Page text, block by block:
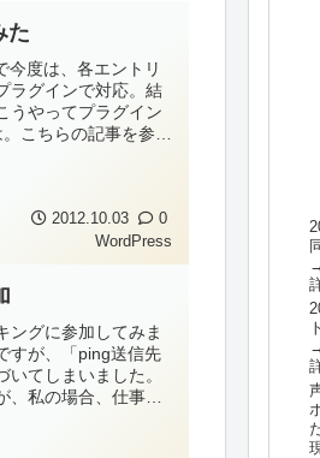
た
今度は、各エントリ
ラグインで対応。結
うやってプラグイン
こちらの記事を参考
2012.10.03
0
WordPress
ングに参加してみま
すが、「ping送信先
てしまいました。
、私の場合、仕事で